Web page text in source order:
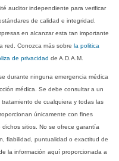
auditor independiente para verificar
de calidad e integridad.
en alcanzar esta tan importante
red. Conozca más sobrela politica
de privacidad de A.D.A.M.
durante ninguna emergencia médica
médica. Se debe consultar a un
de cualquiera y todas las
únicamente con fines
sitios. No se ofrece garantía
fiabilidad, puntualidad o exactitud de
la información aquí proporcionada a